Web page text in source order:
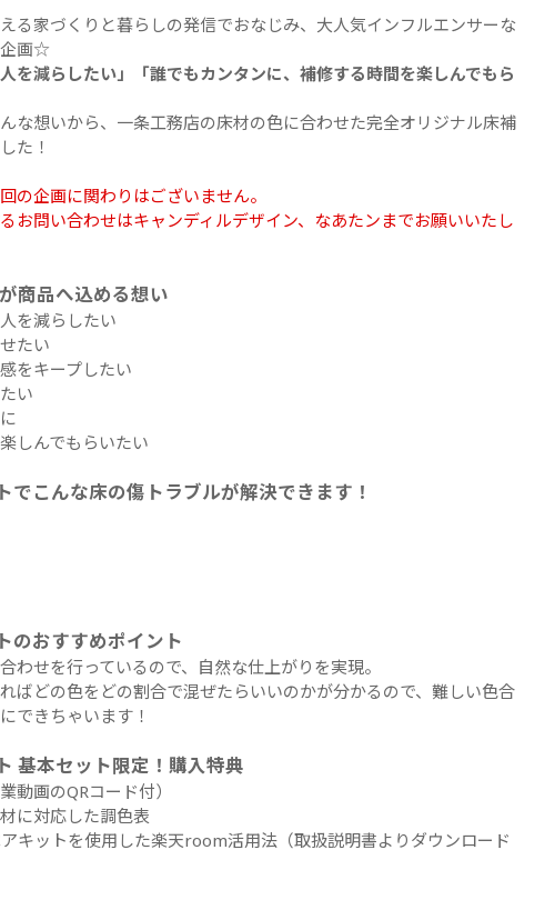
全ての商品を見る
る家づくりと暮らしの発信でおなじみ、大人気インフルエンサーな
企画☆
人を減らしたい」「誰でもカンタンに、補修する時間を楽しんでもら
な想いから、一条工務店の床材の色に合わせた完全オリジナル床補
た！
の企画に関わりはございません。
お問い合わせはキャンディルデザイン、なあたンまでお願いいたし
商品へ込める想い
を減らしたい
たい
をキープしたい
い
しんでもらいたい
こんな床の傷トラブルが解決できます！
のおすすめポイント
わせを行っているので、自然な仕上がりを実現。
ばどの色をどの割合で混ぜたらいいのかが分かるので、難しい色合
できちゃいます！
基本セット限定！購入特典
動画のQRコード付）
に対応した調色表
キットを使用した楽天room活用法（取扱説明書よりダウンロード